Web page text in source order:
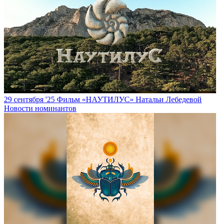
29 сентября '25 Фильм «НАУТИЛУС» Натальи Лебедевой
Новости номинантов